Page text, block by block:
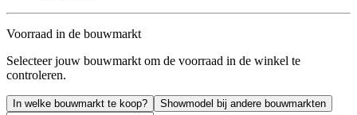
Voorraad in de bouwmarkt
Selecteer jouw bouwmarkt om de voorraad in de winkel te
controleren.
In welke bouwmarkt te koop? Showmodel bij andere bouwmarkten